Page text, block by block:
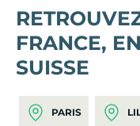
FRANCE,
SUISSE
PARIS